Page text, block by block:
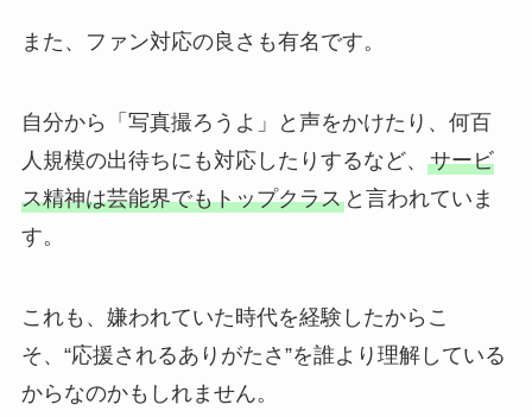
また、ファン対応の良さも有名です。
自分から「写真撮ろうよ」と声をかけたり、何百
人規模の出待ちにも対応したりするなど、 サービ
ス精神は芸能界でもトップクラスと言われていま
す。
これも、嫌われていた時代を経験したからこ
そ、“応援されるありがたさ”を誰より理解している
からなのかもしれません。